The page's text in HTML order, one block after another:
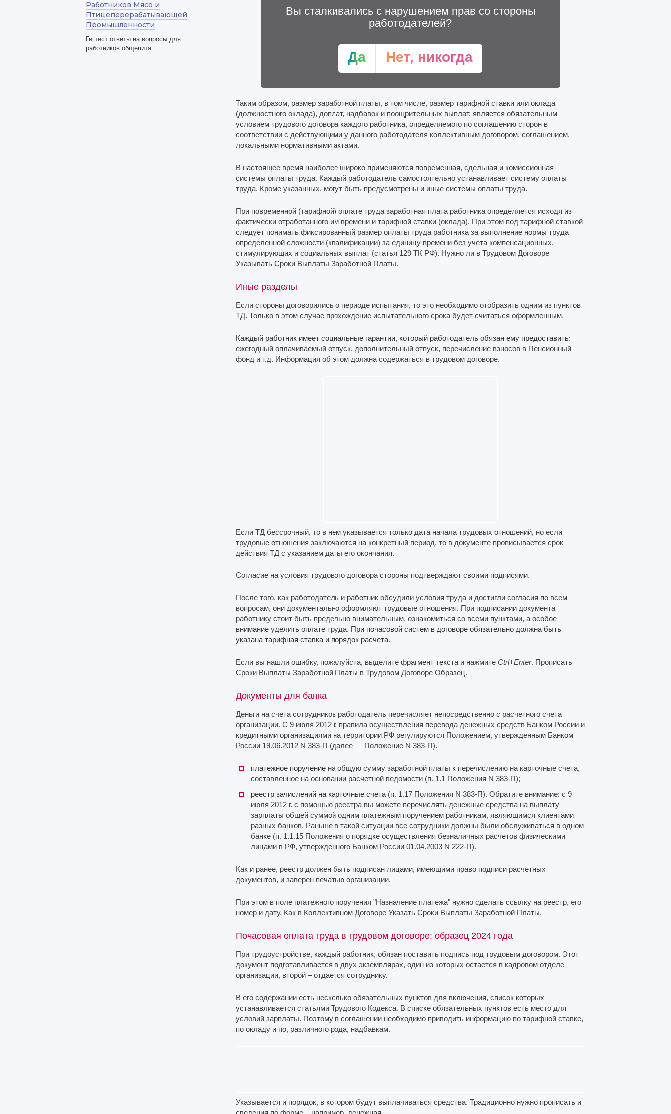
Вы сталкивались с нарушением прав со стороны
работодателей?
Да Нет, никогда
Таким образом, размер заработной платы, в том числе, размер тарифной ставки или оклада
(должностного оклада), доплат, надбавок и поощрительных выплат, является обязательным
условием трудового договора каждого работника, определяемого по соглашению сторон в
соответствии с действующими у данного работодателя коллективным договором, соглашением,
локальными нормативными актами.
В настоящее время наиболее широко применяются повременная, сдельная и комиссионная
системы оплаты труда. Каждый работодатель самостоятельно устанавливает систему оплаты
труда. Кроме указанных, могут быть предусмотрены и иные системы оплаты труда.
При повременной (тарифной) оплате труда заработная плата работника определяется исходя из
фактически отработанного им времени и тарифной ставки (оклада). При этом под тарифной ставкой
следует понимать фиксированный размер оплаты труда работника за выполнение нормы труда
определенной сложности (квалификации) за единицу времени без учета компенсационных,
стимулирующих и социальных выплат (статья 129 ТК РФ). Нужно ли в Трудовом Договоре
Указывать Сроки Выплаты Заработной Платы.
Иные разделы
Если стороны договорились о периоде испытания, то это необходимо отобразить одним из пунктов
ТД. Только в этом случае прохождение испытательного срока будет считаться оформленным.
Каждый работник имеет социальные гарантии, который работодатель обязан ему предоставить:
ежегодный оплачиваемый отпуск, дополнительный отпуск, перечисление взносов в Пенсионный
фонд и т.д. Информация об этом должна содержаться в трудовом договоре.
Если ТД бессрочный, то в нем указывается только дата начала трудовых отношений, но если
трудовые отношения заключаются на конкретный период, то в документе прописывается срок
действия ТД с указанием даты его окончания.
Согласие на условия трудового договора стороны подтверждают своими подписями.
После того, как работодатель и работник обсудили условия труда и достигли согласия по всем
вопросам, они документально оформляют трудовые отношения. При подписании документа
работнику стоит быть предельно внимательным, ознакомиться со всеми пунктами, а особое
внимание уделить оплате труда. При почасовой систем в договоре обязательно должна быть
указана тарифная ставка и порядок расчета.
Если вы нашли ошибку, пожалуйста, выделите фрагмент текста и нажмите Ctrl+Enter. Прописать
Сроки Выплаты Заработной Платы в Трудовом Договоре Образец.
Документы для банка
Деньги на счета сотрудников работодатель перечисляет непосредственно с расчетного счета
организации. С 9 июля 2012 г. правила осуществления перевода денежных средств Банком России и
кредитными организациями на территории РФ регулируются Положением, утвержденным Банком
России 19.06.2012 N 383-П (далее — Положение N 383-П).
платежное поручение на общую сумму заработной платы к перечислению на карточные счета,
составленное на основании расчетной ведомости (п. 1.1 Положения N 383-П);
реестр зачислений на карточные счета (п. 1.17 Положения N 383-П). Обратите внимание: с 9
июля 2012 г. с помощью реестра вы можете перечислять денежные средства на выплату
зарплаты общей суммой одним платежным поручением работникам, являющимся клиентами
разных банков. Раньше в такой ситуации все сотрудники должны были обслуживаться в одном
банке (п. 1.1.15 Положения о порядке осуществления безналичных расчетов физическими
лицами в РФ, утвержденного Банком России 01.04.2003 N 222-П).
Как и ранее, реестр должен быть подписан лицами, имеющими право подписи расчетных
документов, и заверен печатью организации.
При этом в поле платежного поручения "Назначение платежа" нужно сделать ссылку на реестр, его
номер и дату. Как в Коллективном Договоре Указать Сроки Выплаты Заработной Платы.
Почасовая оплата труда в трудовом договоре: образец 2024 года
При трудоустройстве, каждый работник, обязан поставить подпись под трудовым договором. Этот
документ подготавливается в двух экземплярах, один из которых остается в кадровом отделе
организации, второй – отдается сотруднику.
В его содержании есть несколько обязательных пунктов для включения, список которых
устанавливается статьями Трудового Кодекса. В списке обязательных пунктов есть место для
условий зарплаты. Поэтому в соглашении необходимо приводить информацию по тарифной ставке,
по окладу и по, различного рода, надбавкам.
Указывается и порядок, в котором будут выплачиваться средства. Традиционно нужно прописать и
сведения по форме – например, денежная.
Работников Мясо и
Птицеперерабатывающей
Промышленности
Гигтест ответы на вопросы для
работников общепита...